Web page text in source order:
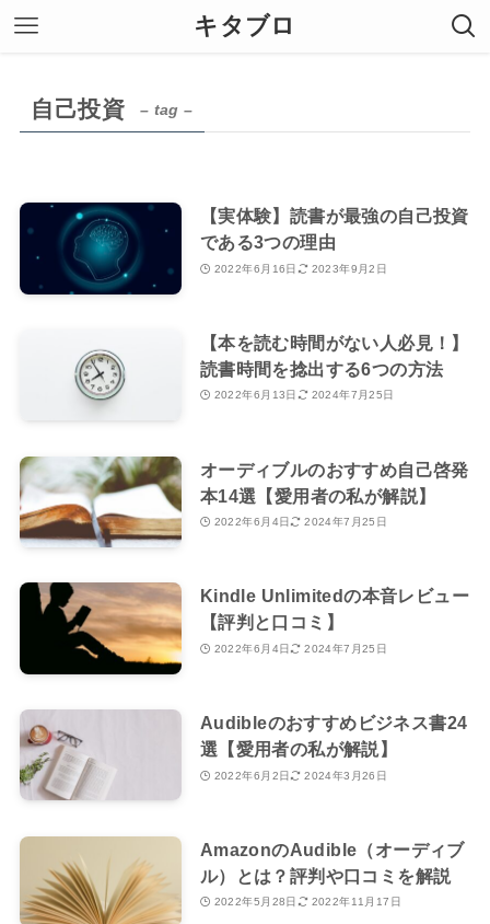
キタブロ
自己投資 – tag –
【実体験】読書が最強の自己投資
である3つの理由
2022年6月16日 2023年9月2日
【本を読む時間がない人必見！】
読書時間を捻出する6つの方法
2022年6月13日 2024年7月25日
オーディブルのおすすめ自己啓発
本14選【愛用者の私が解説】
2022年6月4日 2024年7月25日
Kindle Unlimitedの本音レビュー
【評判と口コミ】
2022年6月4日 2024年7月25日
Audibleのおすすめビジネス書24
選【愛用者の私が解説】
2022年6月2日 2024年3月26日
AmazonのAudible（オーディブ
ル）とは？評判や口コミを解説
2022年5月28日 2022年11月17日